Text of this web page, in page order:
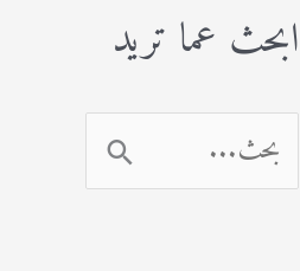
ابحث عما تريد
ل